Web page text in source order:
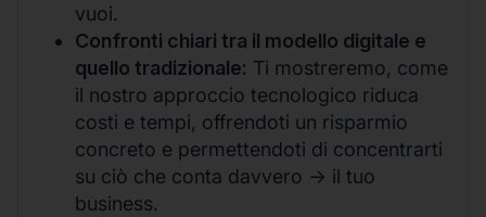
vuoi.
Confronti chiari tra il modello digitale e
quello tradizionale: Ti mostreremo, come
il nostro approccio tecnologico riduca
costi e tempi, offrendoti un risparmio
concreto e permettendoti di concentrarti
su ciò che conta davvero -> il tuo
business.